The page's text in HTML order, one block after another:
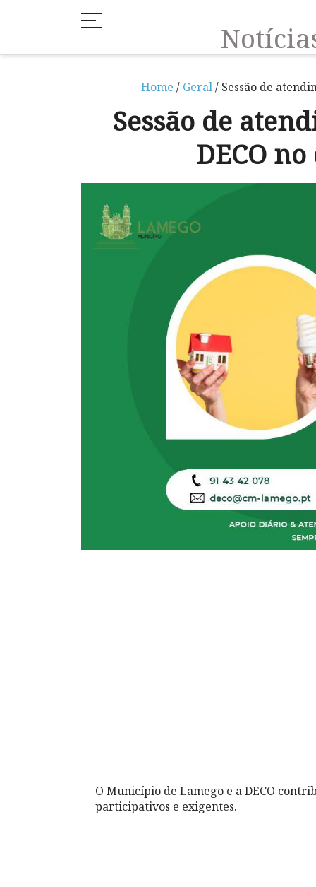
Home / Geral/ Sessão de
Sessão de
DECO
O Município de Lamego e a DECO
participativos e exigentes.